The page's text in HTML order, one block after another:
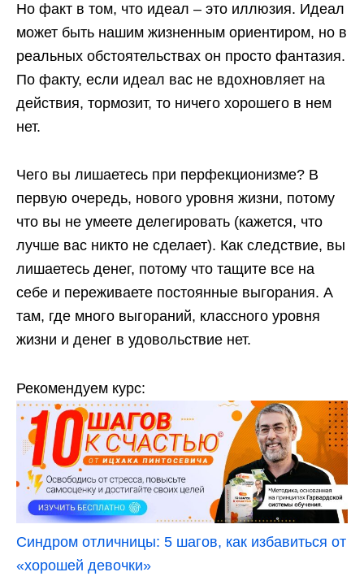
Но факт в том, что идеал – это иллюзия. Идеал
может быть нашим жизненным ориентиром, но в
реальных обстоятельствах он просто фантазия.
По факту, если идеал вас не вдохновляет на
действия, тормозит, то ничего хорошего в нем
нет.
Чего вы лишаетесь при перфекционизме? В
первую очередь, нового уровня жизни, потому
что вы не умеете делегировать (кажется, что
лучше вас никто не сделает). Как следствие, вы
лишаетесь денег, потому что тащите все на
себе и переживаете постоянные выгорания. А
там, где много выгораний, классного уровня
жизни и денег в удовольствие нет.
Рекомендуем курс:
Синдром отличницы: 5 шагов, как избавиться от
«хорошей девочки»